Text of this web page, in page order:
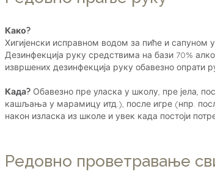
Како?
Хигијенски исправном водом за пиће и сапуном
Дезинфекција руку средствима на бази 70%
извршених дезинфекција руку обавезно опрати
Када? Обавезно пре уласка у школу, пре јела,
кашљања у марамицу итд.), после игре (нпр.
након изласка из школе и увек када постоји
Редовно проветравање